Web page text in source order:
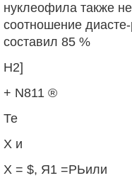
нуклеофила также
соотношение
составил 85 %
Н2]
+ N811 ®
Те
X и
Х = $, Я1 =РЬили